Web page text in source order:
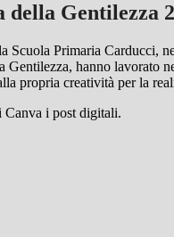
della Gentilezza
Scuola Primaria Carducci,
Gentilezza, hanno lavorato
propria creatività per la
Canva i post digitali.